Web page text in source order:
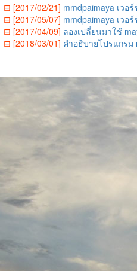
⊟ [2017/02/21] mmdpaimaya เวอ
⊟ [2017/05/07] mmdpaimaya เวอ
⊟ [2017/04/09] ลองเปลี่ยนมาใช้
⊟ [2018/03/01] คำอธิบายโปรแกรม